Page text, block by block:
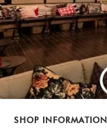
SHOP INFORMATION